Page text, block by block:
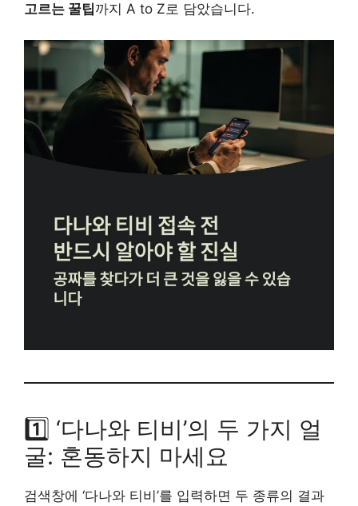
고르는 꿀팁까지 A to Z로 담았습니다.
1️⃣ ‘다나와 티비’의 두 가지 얼
굴: 혼동하지 마세요
검색창에 ‘다나와 티비’를 입력하면 두 종류의 결과